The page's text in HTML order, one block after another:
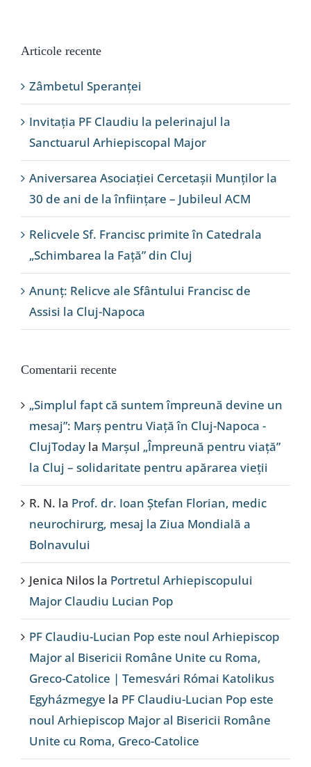
Articole recente
Zâmbetul Speranței
Invitația PF Claudiu la pelerinajul la
Sanctuarul Arhiepiscopal Major
Aniversarea Asociației Cercetașii Munților la
30 de ani de la înființare – Jubileul ACM
Relicvele Sf. Francisc primite în Catedrala
„Schimbarea la Față” din Cluj
Anunț: Relicve ale Sfântului Francisc de
Assisi la Cluj-Napoca
Comentarii recente
„Simplul fapt că suntem împreună devine un
mesaj”: Marș pentru Viață în Cluj-Napoca -
ClujToday la Marșul „Împreună pentru viață”
la Cluj – solidaritate pentru apărarea vieții
R. N. la Prof. dr. Ioan Ștefan Florian, medic
neurochirurg, mesaj la Ziua Mondială a
Bolnavului
Jenica Nilos la Portretul Arhiepiscopului
Major Claudiu Lucian Pop
PF Claudiu-Lucian Pop este noul Arhiepiscop
Major al Bisericii Române Unite cu Roma,
Greco-Catolice | Temesvári Római Katolikus
Egyházmegye la PF Claudiu-Lucian Pop este
noul Arhiepiscop Major al Bisericii Române
Unite cu Roma, Greco-Catolice